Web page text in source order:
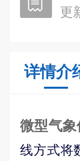
更
详情介
微型气
线方式将